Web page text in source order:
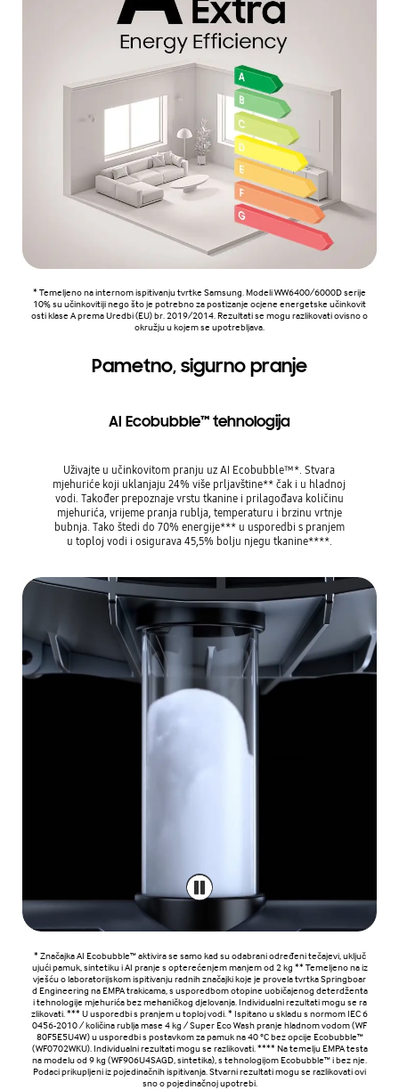
* Temeljeno na internom ispitivanju tvrtke Samsung. Modeli WW6400/6000D serije
10% su učinkovitiji nego što je potrebno za postizanje ocjene energetske učinkovit
osti klase A prema Uredbi (EU) br. 2019/2014. Rezultati se mogu razlikovati ovisno o
okružju u kojem se upotrebljava.
Pametno, sigurno pranje
AI Ecobubble™ tehnologija
Uživajte u učinkovitom pranju uz AI Ecobubble™*. Stvara
mjehuriće koji uklanjaju 24% više prljavštine** čak i u hladnoj
vodi. Također prepoznaje vrstu tkanine i prilagođava količinu
mjehurića, vrijeme pranja rublja, temperaturu i brzinu vrtnje
bubnja. Tako štedi do 70% energije*** u usporedbi s pranjem
u toploj vodi i osigurava 45,5% bolju njegu tkanine****.
* Značajka AI Ecobubble™ aktivira se samo kad su odabrani određeni tečajevi, uključ
ujući pamuk, sintetiku i AI pranje s opterećenjem manjem od 2 kg ** Temeljeno na iz
vješću o laboratorijskom ispitivanju radnih značajki koje je provela tvrtka Springboar
d Engineering na EMPA trakicama, s usporedbom otopine uobičajenog deterdženta
i tehnologije mjehurića bez mehaničkog djelovanja. Individualni rezultati mogu se ra
zlikovati. *** U usporedbi s pranjem u toploj vodi. * Ispitano u skladu s normom IEC 6
0456-2010 / količina rublja mase 4 kg / Super Eco Wash pranje hladnom vodom (WF
80F5E5U4W) u usporedbi s postavkom za pamuk na 40 °C bez opcije Ecobubble™
(WF0702WKU). Individualni rezultati mogu se razlikovati. **** Na temelju EMPA testa
na modelu od 9 kg (WF906U4SAGD, sintetika), s tehnologijom Ecobubble™ i bez nje.
Podaci prikupljeni iz pojedinačnih ispitivanja. Stvarni rezultati mogu se razlikovati ovi
sno o pojedinačnoj upotrebi.